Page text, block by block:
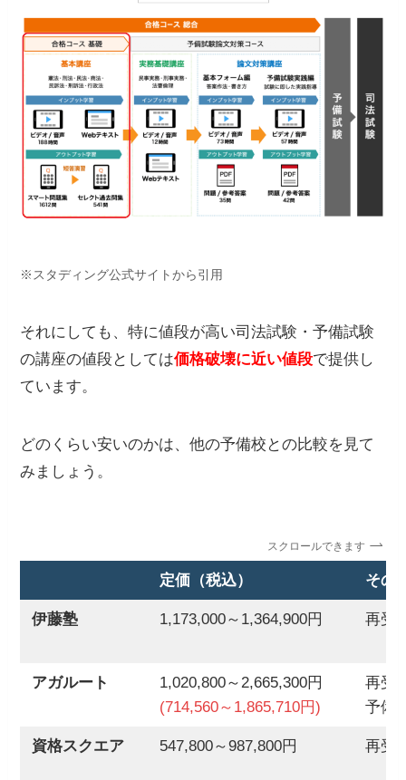
※スタディング公式サイトから引用
それにしても、特に値段が高い司法試験・予備試験
の講座の値段としては価格破壊に近い値段で提供し
ています。
どのくらい安いのかは、他の予備校との比較を見て
みましょう。
スクロールできます
定価（税込） その
伊藤塾 1,173,000～1,364,900円 再受
アガルート
1,020,800～2,665,300円
(714,560～1,865,710円)
再受
予備
資格スクエア 547,800～987,800円 再受